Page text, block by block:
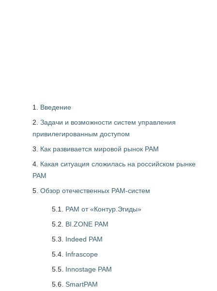
Введение
Задачи и возможности систем управления
привилегированным доступом
Как развивается мировой рынок PAM
Какая ситуация сложилась на российском рынке
PAM
Обзор отечественных PAM-систем
5.1. PAM от «Контур.Эгиды»
5.2. BI.ZONE PAM
5.3. Indeed PAM
5.4. Infrascope
5.5. Innostage PAM
5.6. SmartPAM